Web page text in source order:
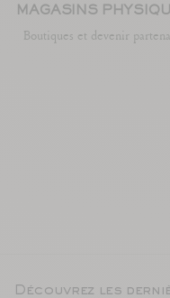
MAGASINS
Boutiques et devenir
Découvrez les